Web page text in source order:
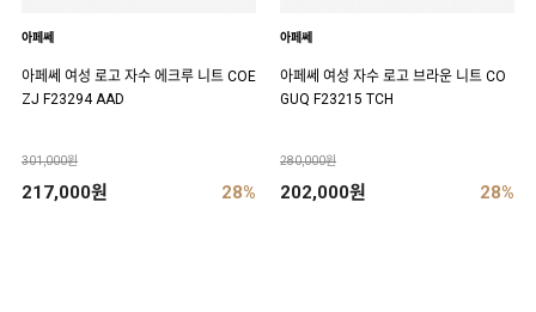
아페쎄
아페쎄 여성 로고 자수 에크루 니트 COE
ZJ F23294 AAD
301,000원
217,000원 28%
아페쎄
아페쎄 여성 자수 로고 브라운 니트 CO
GUQ F23215 TCH
280,000원
202,000원 28%